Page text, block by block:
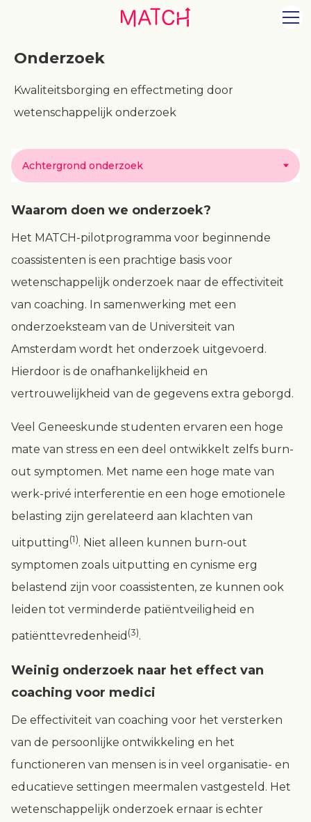
Onderzoek
Kwaliteitsborging en effectmeting door
wetenschappelijk onderzoek
Achtergrond onderzoek
Waarom doen we onderzoek?
Het MATCH-pilotprogramma voor beginnende
coassistenten is een prachtige basis voor
wetenschappelijk onderzoek naar de effectiviteit
van coaching. In samenwerking met een
onderzoeksteam van de Universiteit van
Amsterdam wordt het onderzoek uitgevoerd.
Hierdoor is de onafhankelijkheid en
vertrouwelijkheid van de gegevens extra geborgd.
Veel Geneeskunde studenten ervaren een hoge
mate van stress en een deel ontwikkelt zelfs burn-
out symptomen. Met name een hoge mate van
werk-privé interferentie en een hoge emotionele
belasting zijn gerelateerd aan klachten van
uitputting(1). Niet alleen kunnen burn-out
symptomen zoals uitputting en cynisme erg
belastend zijn voor coassistenten, ze kunnen ook
leiden tot verminderde patiëntveiligheid en
patiënttevredenheid (3).
Weinig onderzoek naar het effect van
coaching voor medici
De effectiviteit van coaching voor het versterken
van de persoonlijke ontwikkeling en het
functioneren van mensen is in veel organisatie- en
educatieve settingen meermalen vastgesteld. Het
wetenschappelijk onderzoek ernaar is echter